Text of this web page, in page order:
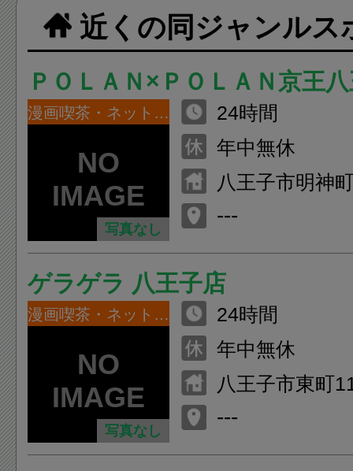
近くの同ジャンルス
ＰＯＬＡＮ×ＰＯＬＡＮ京王
漫画喫茶・ネットカフェ
写真なし
24時間
年中無休
八王子市明神
---
ゲラゲラ 八王子店
漫画喫茶・ネットカフェ
写真なし
24時間
年中無休
八王子市東町
---